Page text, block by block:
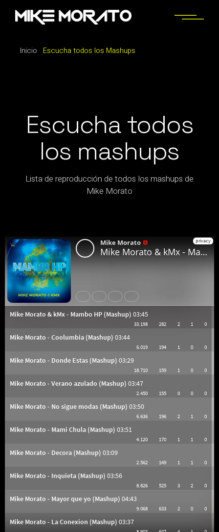
Inicio Escucha todos los Mashups
Escucha todos
los mashups
Lista de reproducción de todos los mashups de
Mike Morato